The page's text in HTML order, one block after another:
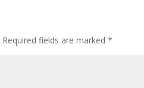
Required fields are marked*